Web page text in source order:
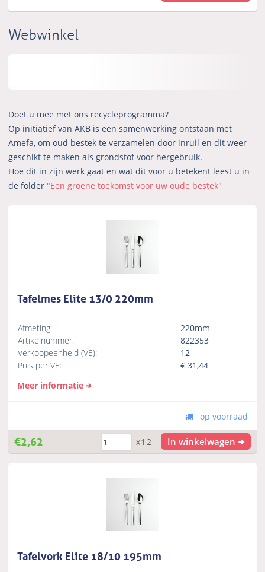
Webwinkel
Doet u mee met ons recycleprogramma?
Op initiatief van AKB is een samenwerking ontstaan met
Amefa, om oud bestek te verzamelen door inruil en dit weer
geschikt te maken als grondstof voor hergebruik.
Hoe dit in zijn werk gaat en wat dit voor u betekent leest u in
de folder "Een groene toekomst voor uw oude bestek"
Tafelmes Elite 13/0 220mm
Afmeting:
220mm
Artikelnummer:
822353
Verkoopeenheid (VE):
12
Prijs per VE:
€31,44
Meer informatie
op voorraad
€2,62 x12 In winkelwagen
Tafelvork Elite 18/10 195mm